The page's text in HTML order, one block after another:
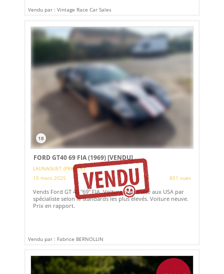
Vendu par : Vintage Race Car Sales
18
FORD GT40 69 FIA (1969)[VENDU]
LAUNAGUET (FRANCE)
15 mars 2025
851 vues
Vends Ford GT 40 "69" FIA. Voiture construite aux USA par
spécialiste selon le standards les plus élevés. Voiture neuve.
Prix en rapport.
Vendu par : Fabrice BERNOLLIN